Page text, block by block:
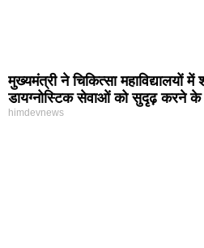
मुख्यमंत्री ने चिकित्सा महाविद्यालयों
डायग्नोस्टिक सेवाओं को सुदृढ़ करने के
himdevnews